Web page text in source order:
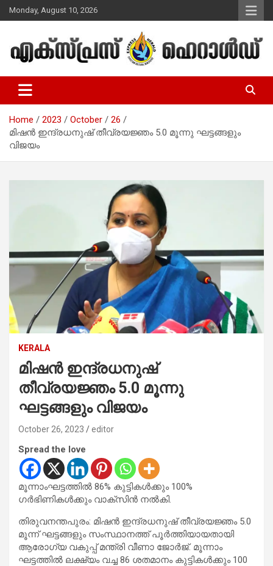
Skip
to
Monday, August 10, 2026
Express Herald – Malayalam
Christian News
Home 2023 October
26
മിഷന്‍ ഇന്ദ്രധനുഷ് തീവ്രയജ്ഞം 5.0 മൂന്നു ഘട്ടങ്ങളും
വിജയം
KERALA
മിഷന്‍ ഇന്ദ്രധനുഷ്
തീവ്രയജ്ഞം 5.0 മൂന്നു
ഘട്ടങ്ങളും വിജയം
October 26, 2023 editor
Spread the love
മൂന്നാംഘട്ടത്തില്‍ 86% കുട്ടികള്‍ക്കും 100%
ഗര്‍ഭിണികള്‍ക്കും വാക്‌സിന്‍ നല്‍കി.
തിരുവനന്തപുരം: മിഷന്‍ ഇന്ദ്രധനുഷ് തീവ്രയജ്ഞം 5.0
മൂന്ന് ഘട്ടങ്ങളും സംസ്ഥാനത്ത് പൂര്‍ത്തിയായതായി
ആരോഗ്യ വകുപ്പ് മന്ത്രി വീണാ ജോര്‍ജ്. മൂന്നാം
ഘട്ടത്തില്‍ ലക്ഷ്യം വച്ച 86 ശതമാനം കുട്ടികള്‍ക്കും 100